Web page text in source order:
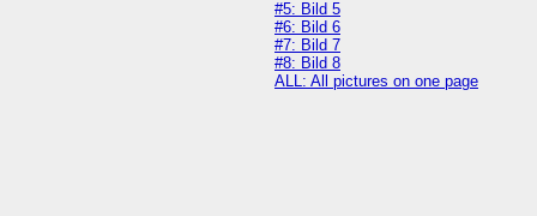
#5: Bild 5
#6: Bild 6
#7: Bild 7
#8: Bild 8
ALL: All pictures on one page